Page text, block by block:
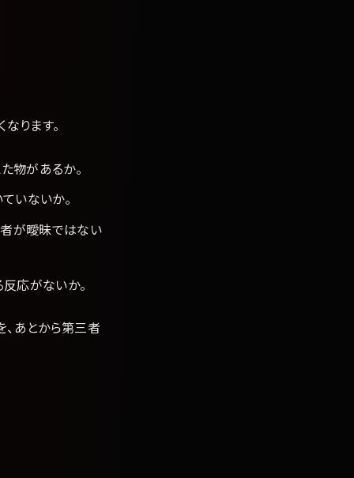
ります。
物があるか。
いないか。
が曖昧ではない
応がないか。
あとから第三者